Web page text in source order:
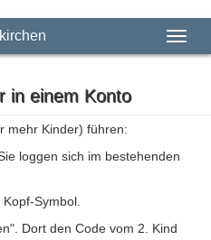
in einem Konto
mehr Kinder) führen:
loggen sich im bestehenden
Symbol.
Dort den Code vom 2. Kind